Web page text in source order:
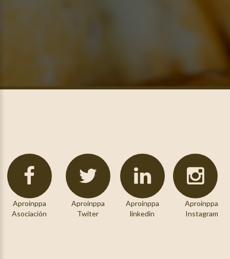
Aproinppa
Asociación
Aproinppa
Twiter
Aproinppa
linkedin
Aproinppa
Instagram